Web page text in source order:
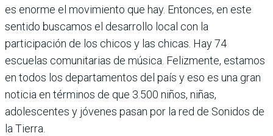
es enorme el movimiento que hay. Entonces, en este
sentido buscamos el desarrollo local con la
participación de los chicos y las chicas. Hay 74
escuelas comunitarias de música. Felizmente, estamos
en todos los departamentos del país y eso es una gran
noticia en términos de que 3.500 niños, niñas,
adolescentes y jóvenes pasan por la red de Sonidos de
la Tierra.